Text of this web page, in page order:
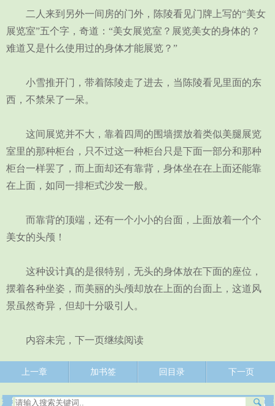
二人来到另外一间房的门外，陈陵看见门牌上写的“美女
展览室”五个字，奇道：“美女展览室？展览美女的身体的？
难道又是什么使用过的身体才能展览？”
小雪推开门，带着陈陵走了进去，当陈陵看见里面的东
西，不禁呆了一呆。
这间展览并不大，靠着四周的围墙摆放着类似美腿展览
室里的那种柜台，只不过这一种柜台只是下面一部分和那种
柜台一样罢了，而上面却还有靠背，身体坐在在上面还能靠
在上面，如同一排柜式沙发一般。
而靠背的顶端，还有一个小小的台面，上面放着一个个
美女的头颅！
这种设计真的是很特别，无头的身体放在下面的座位，
摆着各种坐姿，而美丽的头颅却放在上面的台面上，这道风
景虽然奇异，但却十分吸引人。
内容未完，下一页继续阅读
上一章 加书签 回目录 下一页